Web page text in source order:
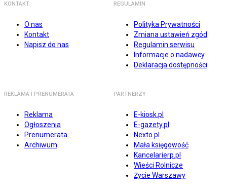
KONTAKT
O nas
Kontakt
Napisz do nas
REGULAMIN
Polityka Prywatności
Zmiana ustawień zgód
Regulamin serwisu
Informacje o nadawcy
Deklaracja dostępności
REKLAMA I PRENUMERATA
Reklama
Ogłoszenia
Prenumerata
Archiwum
PARTNERZY
E-kiosk.pl
E-gazety.pl
Nexto.pl
Mała księgowość
Kancelarierp.pl
Wieści Rolnicze
Życie Warszawy